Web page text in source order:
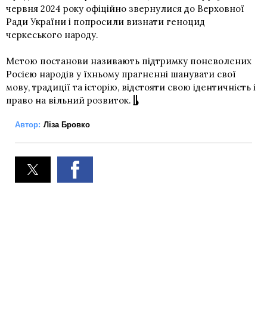
червня 2024 року офіційно звернулися до Верховної
Ради України і попросили визнати геноцид
черкеського народу.
Метою постанови називають підтримку поневолених
Росією народів у їхньому прагненні шанувати свої
мову, традиції та історію, відстояти свою ідентичність і
право на вільний розвиток.
Автор: Ліза Бровко